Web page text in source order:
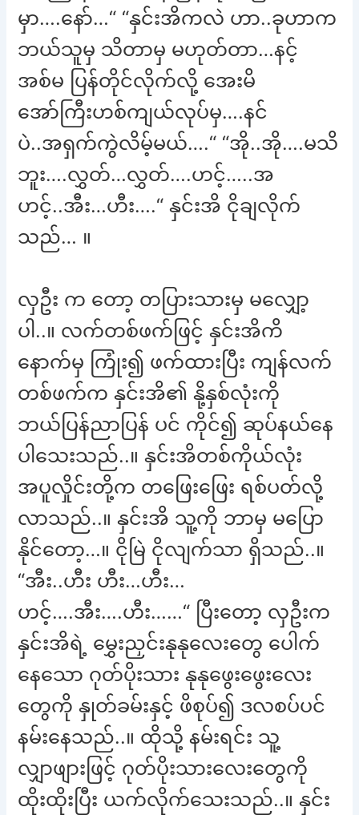
မှာ….နော်…“ “နှင်းအိကလဲ ဟာ..ခုဟာက
ဘယ်သူမှ သိတာမှ မဟုတ်တာ…နင့်
အစ်မ ပြန်တိုင်လိုက်လို့ အေးမိ
အော်ကြီးဟစ်ကျယ်လုပ်မှ….နင်
ပဲ..အရှက်ကွဲလိမ့်မယ်….“ “အို..အို….မသိ
ဘူး….လွှတ်…လွှတ်….ဟင့်…..အ
ဟင့်..အီး…ဟီး….“ နှင်းအိ ငိုချလိုက်
သည်… ။
လှဦး က တော့ တပြားသားမှ မလျှော့
ပါ..။ လက်တစ်ဖက်ဖြင့် နှင်းအိကိ
နောက်မှ ကြုံး၍ ဖက်ထားပြီး ကျန်လက်
တစ်ဖက်က နှင်းအိ၏ နို့နှစ်လုံးကို
ဘယ်ပြန်ညာပြန် ပင် ကိုင်၍ ဆုပ်နယ်နေ
ပါသေးသည်..။ နှင်းအိတစ်ကိုယ်လုံး
အပူလှိုင်းတို့က တဖြေးဖြေး ရစ်ပတ်လို့
လာသည်..။ နှင်းအိ သူ့ကို ဘာမှ မပြော
နိုင်တော့…။ ငိုမြဲ ငိုလျက်သာ ရှိသည်..။
“အီး..ဟီး ဟီး…ဟီး…
ဟင့်….အီး….ဟီး……“ ပြီးတော့ လှဦးက
နှင်းအိရဲ့ မွှေးညှင်းနုနုလေးတွေ ပေါက်
နေသော ဂုတ်ပိုးသား နုနုဖွေးဖွေးလေး
တွေကို နှုတ်ခမ်းနှင့် ဖိစုပ်၍ ဒလစပ်ပင်
နမ်းနေသည်..။ ထိုသို့ နမ်းရင်း သူ့
လျှာဖျားဖြင့် ဂုတ်ပိုးသားလေးတွေကို
ထိုးထိုးပြီး ယက်လိုက်သေးသည်..။ နှင်း